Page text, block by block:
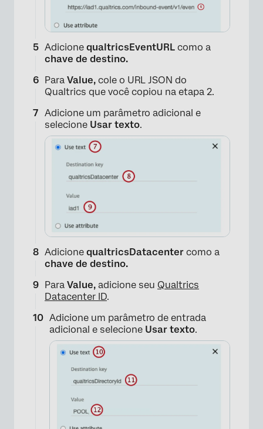
Adicione qualtricsEventURL como a
chave de destino.
Para Value, cole o URL JSON do
Qualtrics que você copiou na etapa 2.
Adicione um parâmetro adicional e
selecione Usar texto.
Adicione qualtricsDatacenter como a
chave de destino.
Para Value, adicione seu Qualtrics
Datacenter ID.
Adicione um parâmetro de entrada
adicional e selecione Usar texto.